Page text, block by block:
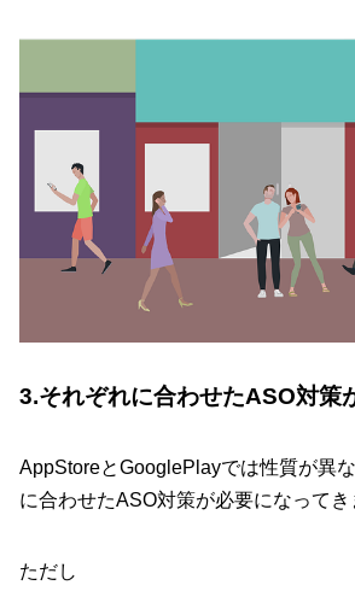
3.それぞれに合わせたASO対策
AppStoreとGooglePlayでは性質が異
に合わせたASO対策が必要になってき
ただし